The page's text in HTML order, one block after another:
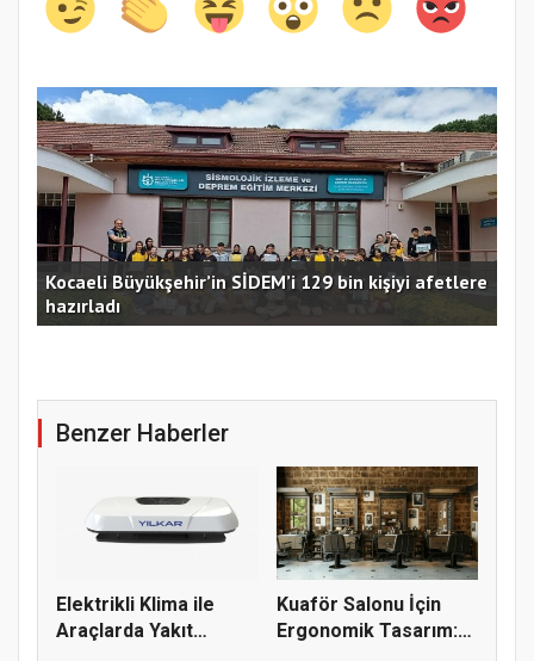
Kocaeli Büyükşehir’in SİDEM’i 129 bin kişiyi afetlere
hazırladı
Benzer Haberler
Elektrikli Klima ile
Araçlarda Yakıt
Kuaför Salonu İçin
Ergonomik Tasarım: